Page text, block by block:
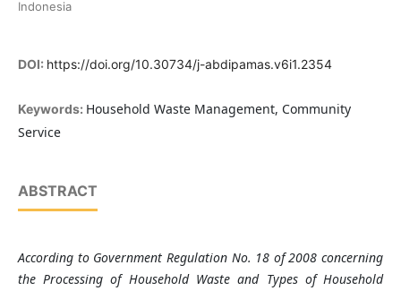
Indonesia
DOI: https://doi.org/10.30734/j-abdipamas.v6i1.2354
Keywords: Household Waste Management, Community
Service
ABSTRACT
According to Government Regulation No. 18 of 2008 concerning
the Processing of Household Waste and Types of Household